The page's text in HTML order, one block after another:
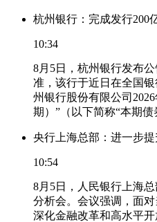
杭州银行：完成发行200
10:34
8月5日，杭州银行发布
准，该行于近日在全国
州银行股份有限公司
期）”（以下简称“本期债
央行上海总部：进一步
10:54
8月5日，人民银行上海
分析会。会议强调，面
深化金融改革和高水平